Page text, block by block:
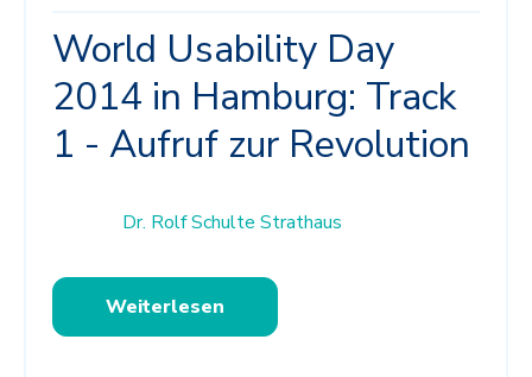
World Usability Day
2014 in Hamburg: Track
1 - Aufruf zur Revolution
Dr. Rolf Schulte Strathaus
Weiterlesen